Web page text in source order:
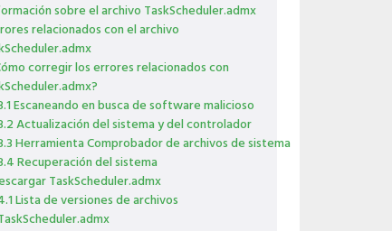
sobre el archivo TaskScheduler.admx
relacionados con el archivo
corregir los errores relacionados con
Escaneando en busca de software malicioso
Actualización del sistema y del controlador
Herramienta Comprobador de archivos de sistema
Recuperación del sistema
TaskScheduler.admx
Lista de versiones de archivos